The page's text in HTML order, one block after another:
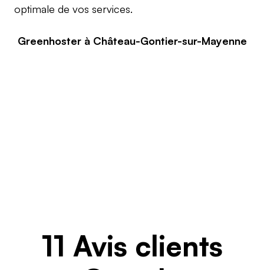
optimale de vos services.
Greenhoster à Château-Gontier-sur-Mayenne
11 Avis clients